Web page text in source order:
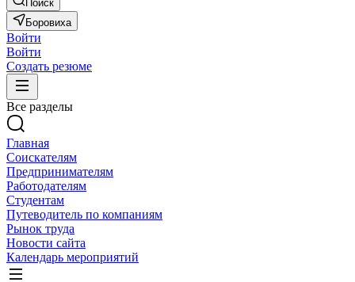
Поиск
Боровиха
Войти
Войти
Создать резюме
Все разделы
Главная
Соискателям
Предпринимателям
Работодателям
Студентам
Путеводитель по компаниям
Рынок труда
Новости сайта
Календарь мероприятий